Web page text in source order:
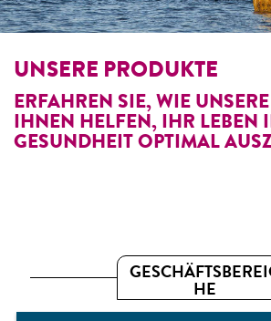
UNSERE PRODUKTE
ERFAHREN SIE, WIE
IHNEN HELFEN, IHR LEBEN
GESUNDHEIT OPTIMAL
HE